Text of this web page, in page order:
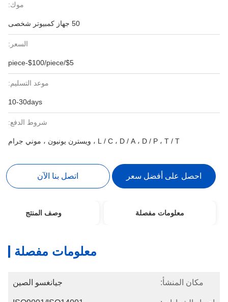
موك:
50 جهاز كمبيوتر شخصى
السعر:
$5/piece-$100/piece
موعد التسليم:
10-30days
شروط الدفع:
L / C ، D / A ، D / P ، T / T ، ويسترن يونيون ، موني جرام
احصل على أفضل سعر اتصل بنا الآن
معلومات مفصلة وصف المنتج
معلومات مفصلة
مكان المنشأ: جيانغسو الصين